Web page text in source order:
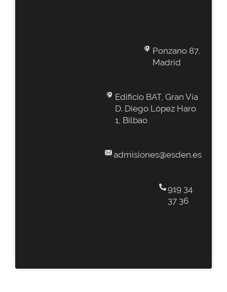
Ponzano 87,
Madrid
Edificio BAT, Gran Vía
D. Diego López Haro
1, Bilbao
admisiones@esden.es
919 34
37 36